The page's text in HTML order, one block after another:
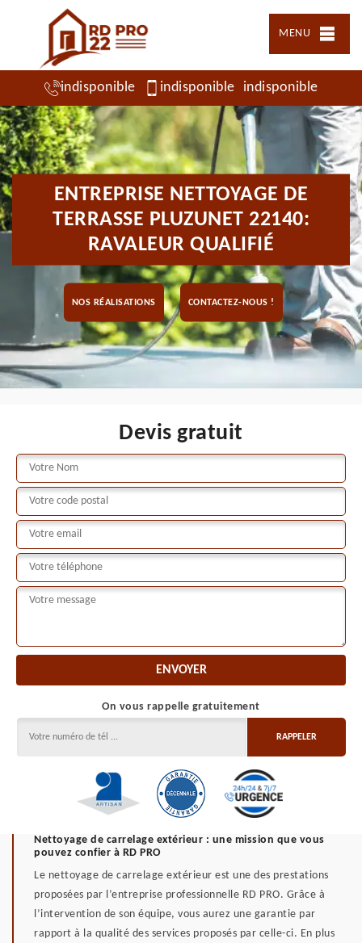
MENU
indisponible indisponible indisponible
ENTREPRISE NETTOYAGE DE
TERRASSE PLUZUNET 22140:
RAVALEUR QUALIFIÉ
NOS RÉALISATIONS CONTACTEZ-NOUS !
Devis gratuit
On vous rappelle gratuitement
Nettoyage de carrelage extérieur : une mission que vous
pouvez confier à RD PRO
Le nettoyage de carrelage extérieur est une des prestations
proposées par l’entreprise professionnelle RD PRO. Grâce à
l’intervention de son équipe, vous aurez une garantie par
rapport à la qualité des services proposés par celle-ci. En plus